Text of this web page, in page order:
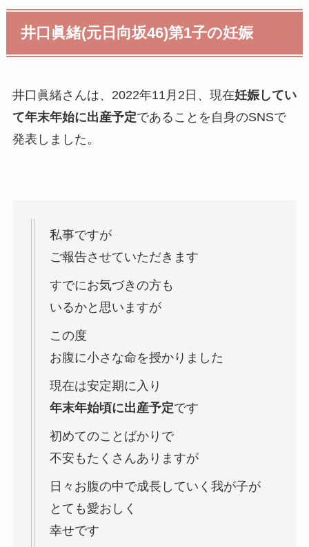
井口眞緒(元日向坂46)第1子の妊娠
井口眞緒さんは、2022年11月2日、現在妊娠してい
て年末年始に出産予定であることを自身のSNSで
発表しました。
私事ですが
ご報告させていただきます
すでにお気づきの方も
いるかと思いますが
この度
お腹に小さな命を授かりました
現在は安定期に入り
年末年始頃に出産予定です
初めてのことばかりで
不安もたくさんありますが
日々お腹の中で成長していく我が子が
とても愛おしく
幸せです